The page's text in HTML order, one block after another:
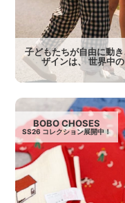
子どもたちが自由に動
ザインは、 世界中
BOBO CHOSES
SS26 コレクション展開中！